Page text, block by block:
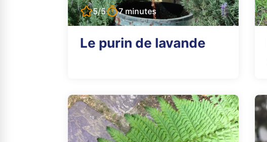
5/5 7 minutes
Le purin de lavande